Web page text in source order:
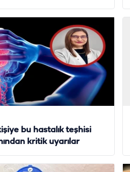
bu hastalık teşhisi
kritik uyarılar